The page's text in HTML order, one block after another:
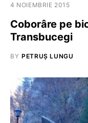
4 NOIEMBRIE 2015
Coborâre pe
Transbucegi
BY PETRUȘ LUNGU